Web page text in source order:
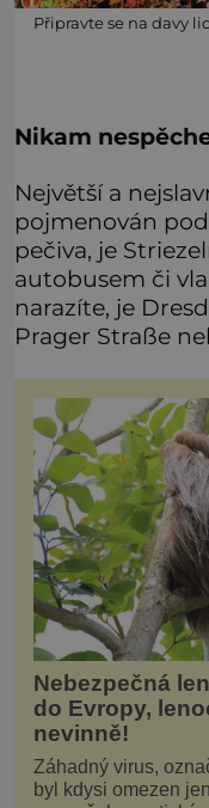
Připravte se na davy
Nikam
Největší a
pojmenován
pečiva, je
autobusem či
narazíte, je
Prager Straße
Nebezpečná
do Evropy,
nevinně!
Záhadný virus,
byl kdysi omezen